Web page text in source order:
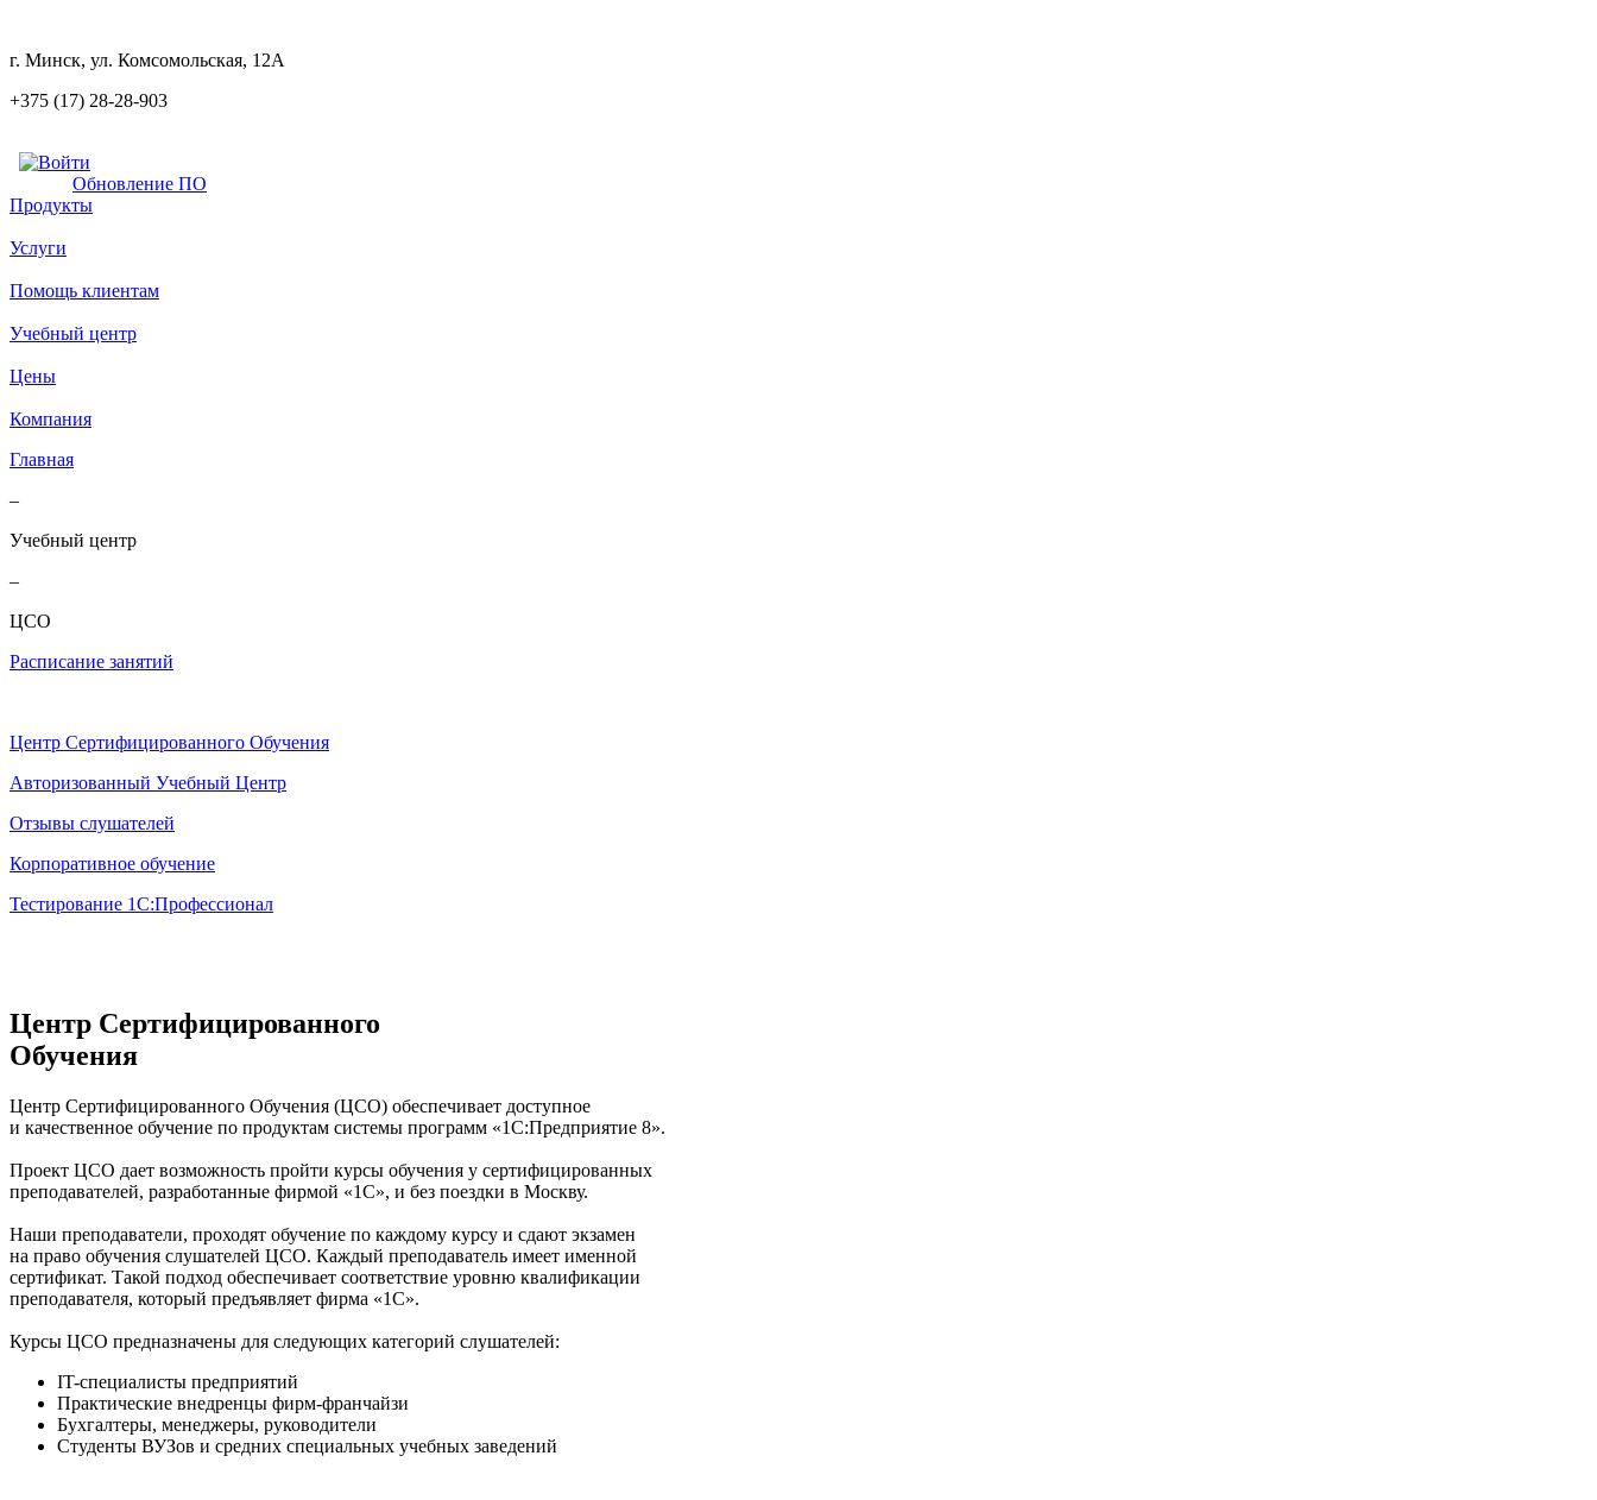
г. Минск, ул. Комсомольская, 12А
+375 (17) 28-28-903
Обновление ПО
Продукты
Услуги
Помощь клиентам
Учебный центр
Цены
Компания
Главная
–
Учебный центр
–
ЦСО
Расписание занятий
Центр Сертифицированного Обучения
Авторизованный Учебный Центр
Отзывы слушателей
Корпоративное обучение
Тестирование 1С:Профессионал
Центр Сертифицированного
Обучения
Центр Сертифицированного Обучения (ЦСО) обеспечивает доступное
и качественное обучение по продуктам системы программ «1С:Предприятие 8».
Проект ЦСО дает возможность пройти курсы обучения у сертифицированных
преподавателей, разработанные фирмой «1С», и без поездки в Москву.
Наши преподаватели, проходят обучение по каждому курсу и сдают экзамен
на право обучения слушателей ЦСО. Каждый преподаватель имеет именной
сертификат. Такой подход обеспечивает соответствие уровню квалификации
преподавателя, который предъявляет фирма «1С».
Курсы ЦСО предназначены для следующих категорий слушателей:
IT-специалисты предприятий
Практические внедренцы фирм-франчайзи
Бухгалтеры, менеджеры, руководители
Студенты ВУЗов и средних специальных учебных заведений